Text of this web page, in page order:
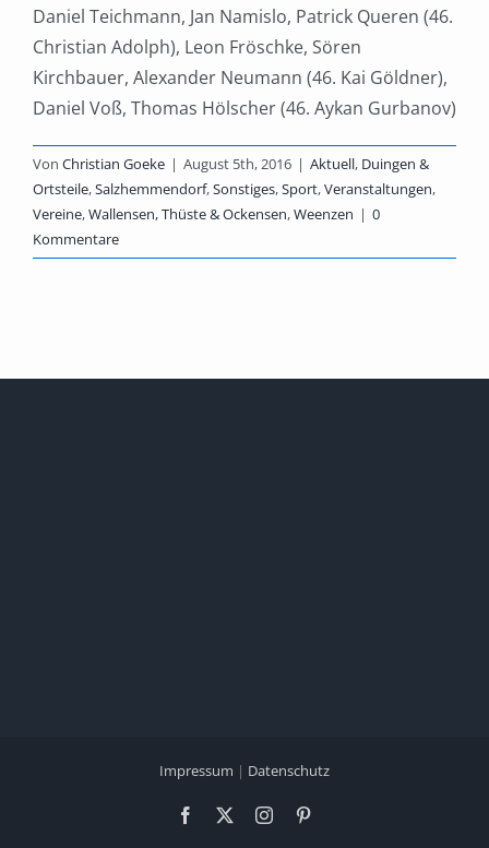
Daniel Teichmann, Jan Namislo, Patrick Queren (46.
Christian Adolph), Leon Fröschke, Sören
Kirchbauer, Alexander Neumann (46. Kai Göldner),
Daniel Voß, Thomas Hölscher (46. Aykan Gurbanov)
Von Christian Goeke | August 5th, 2016 | Aktuell, Duingen &
Ortsteile,Salzhemmendorf,Sonstiges,Sport,Veranstaltungen,
Vereine,Wallensen, Thüste & Ockensen,Weenzen | 0
Kommentare
Impressum | Datenschutz
Facebook Instagram